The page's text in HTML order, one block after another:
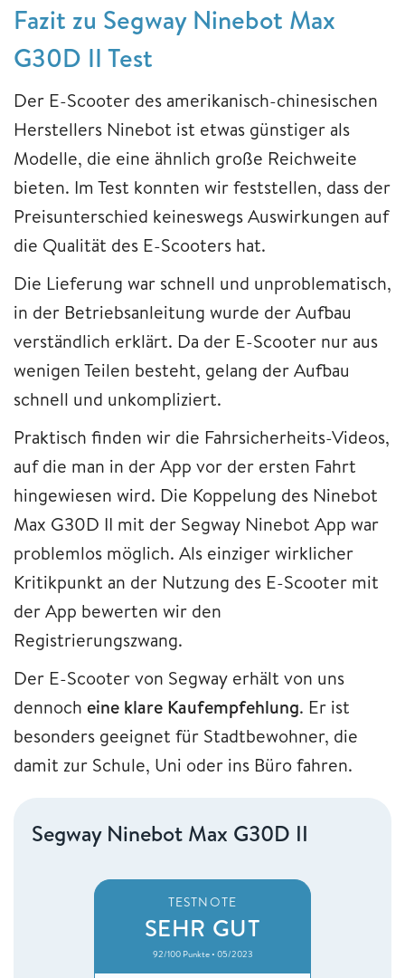
Fazit zu Segway Ninebot Max
G30D II Test
Der E-Scooter des amerikanisch-chinesischen
Herstellers Ninebot ist etwas günstiger als
Modelle, die eine ähnlich große Reichweite
bieten. Im Test konnten wir feststellen, dass der
Preisunterschied keineswegs Auswirkungen auf
die Qualität des E-Scooters hat.
Die Lieferung war schnell und unproblematisch,
in der Betriebsanleitung wurde der Aufbau
verständlich erklärt. Da der E-Scooter nur aus
wenigen Teilen besteht, gelang der Aufbau
schnell und unkompliziert.
Praktisch finden wir die Fahrsicherheits-Videos,
auf die man in der App vor der ersten Fahrt
hingewiesen wird. Die Koppelung des Ninebot
Max G30D II mit der Segway Ninebot App war
problemlos möglich. Als einziger wirklicher
Kritikpunkt an der Nutzung des E-Scooter mit
der App bewerten wir den
Registrierungszwang.
Der E-Scooter von Segway erhält von uns
dennoch eine klare Kaufempfehlung. Er ist
besonders geeignet für Stadtbewohner, die
damit zur Schule, Uni oder ins Büro fahren.
Segway Ninebot Max G30D II
TESTNOTE
SEHR GUT
92/100 Punkte • 05/2023